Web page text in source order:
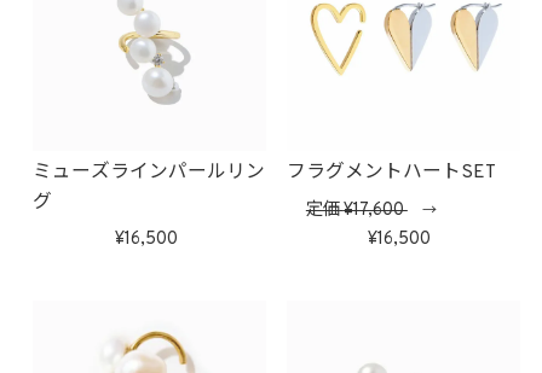
ミューズラインパールリン
グ
16,500
フラグメントハートSET
定価 17,600→
16,500